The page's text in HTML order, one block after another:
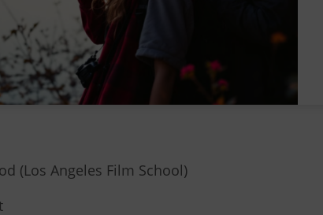
(Los Angeles Film School)